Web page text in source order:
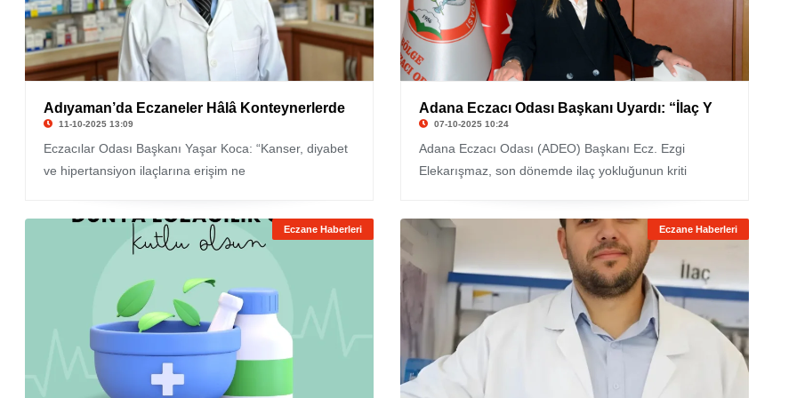
Adıyaman’da Eczaneler Hâlâ Konteynerlerde
11-10-2025 13:09
Eczacılar Odası Başkanı Yaşar Koca: “Kanser, diyabet
ve hipertansiyon ilaçlarına erişim ne
Adana Eczacı Odası Başkanı Uyardı: “İlaç Y
07-10-2025 10:24
Adana Eczacı Odası (ADEO) Başkanı Ecz. Ezgi
Elekarışmaz, son dönemde ilaç yokluğunun kriti
Eczane Haberleri Eczane Haberleri